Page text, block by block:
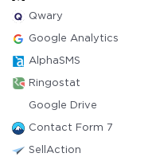
Qwary
Google Analytics
AlphaSMS
Ringostat
Google Drive
Contact Form 7
SellAction